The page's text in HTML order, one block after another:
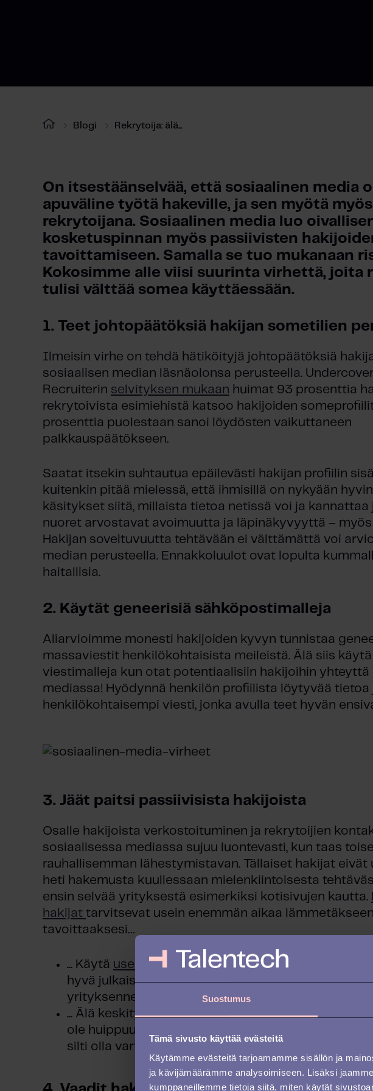
Suostumus
Tämä sivusto käyttää evästeitä
Käytämme evästeitä tarjoamamme sisällön ja
ja kävijämäärämme analysoimiseen. Lisäksi
kumppaneillemme tietoja siitä, miten käytät
Blogi Rekrytoija: älä...
On itsestäänselvää, että sosiaalinen media
apuväline työtä hakeville, ja sen myötä
rekrytoijana. Sosiaalinen media luo
kosketuspinnan myös passiivisten
tavoittamiseen. Samalla se tuo mukanaan
Kokosimme alle viisi suurinta virhettä, joita
tulisi välttää somea käyttäessään.
1. Teet johtopäätöksiä hakijan sometilien
Ilmeisin virhe on tehdä hätiköityjä johtopäätöksiä
sosiaalisen median läsnäolonsa perusteella.
Recruiterin selvityksen mukaan huimat 93 prosenttia
rekrytoivista esimiehistä katsoo hakijoiden
prosenttia puolestaan sanoi löydösten vaikuttaneen
palkkauspäätökseen.
Saatat itsekin suhtautua epäilevästi hakijan profiilin
kuitenkin pitää mielessä, että ihmisillä on nykyään
käsitykset siitä, millaista tietoa netissä voi ja kannattaa
nuoret arvostavat avoimuutta ja läpinäkyvyyttä – myös
Hakijan soveltuvuutta tehtävään ei välttämättä voi
median perusteella. Ennakkoluulot ovat lopulta
haitallisia.
2. Käytät geneerisiä sähköpostimalleja
Aliarvioimme monesti hakijoiden kyvyn tunnistaa
massaviestit henkilökohtaisista meileistä. Älä siis
viestimalleja kun otat potentiaalisiin hakijoihin yhteyttä
mediassa! Hyödynnä henkilön profiilista löytyvää tietoa
henkilökohtaisempi viesti, jonka avulla teet hyvän
3. Jäät paitsi passiivisista hakijoista
Osalle hakijoista verkostoituminen ja rekrytoijien
sosiaalisessa mediassa sujuu luontevasti, kun taas
rauhallisemman lähestymistavan. Tällaiset hakijat eivät
heti hakemusta kuullessaan mielenkiintoisesta
ensin selvää yrityksestä esimerkiksi kotisivujen kautta.
hakijat tarvitsevat usein enemmän aikaa
tavoittaaksesi…
... Käytä useamman somekanavan yhdistelmää
hyvä julkaisutiheys lisäävät todennäköisyyttä
yrityksenne jää potentiaalisen hakijan mieleen.
... Älä keskity liikaa siihen, jos esimerkiksi hakijan
ole huippuunsa optimoitu ja jok’ikistä kohtaa
silti olla varteenotettava hakija.